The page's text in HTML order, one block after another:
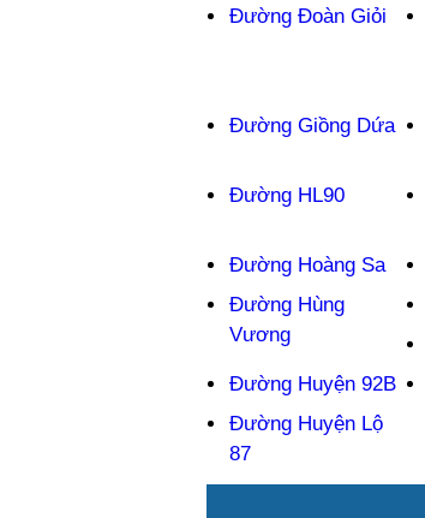
Đường Đoàn Giỏi
Đường Giồng Dứa
Đường HL90
Đường Hoàng Sa
Đường Hùng
Vương
Đường Huyện 92B
Đường Huyện Lộ
87